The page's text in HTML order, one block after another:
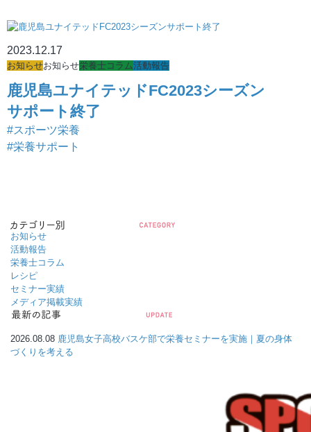
2023.12.17
お知らせお知らせ栄養士コラム活動報告
鹿児島ユナイテッドFC2023シーズン
サポート終了
#スポーツ栄養
#栄養サポート
お知らせ
活動報告
栄養士コラム
レシピ
セミナー実績
メディア掲載実績
2026.08.08 鹿児島女子高校バスケ部で栄養セミナーを実施｜夏の身体
づくりを考える